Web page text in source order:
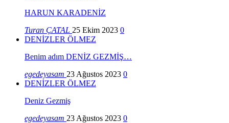
HARUN KARADENİZ
Turan ÇATAL 25 Ekim 2023 0
DENİZLER ÖLMEZ
Benim adım DENİZ GEZMİŞ…
egedeyasam 23 Ağustos 2023 0
DENİZLER ÖLMEZ
Deniz Gezmiş
egedeyasam 23 Ağustos 2023 0